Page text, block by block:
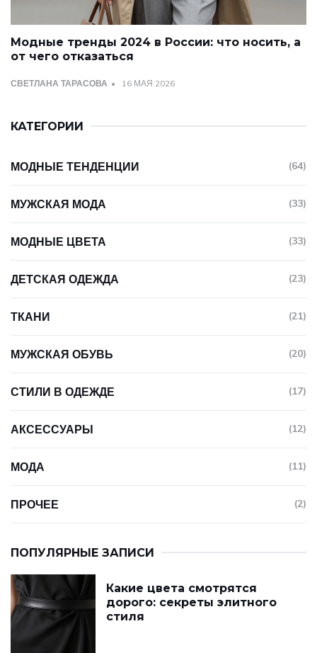
Модные тренды 2024 в России: что носить, а
от чего отказаться
СВЕТЛАНА ТАРАСОВА 16 МАЯ 2026
КАТЕГОРИИ
МОДНЫЕ ТЕНДЕНЦИИ (64)
МУЖСКАЯ МОДА (33)
МОДНЫЕ ЦВЕТА (33)
ДЕТСКАЯ ОДЕЖДА (23)
ТКАНИ (21)
МУЖСКАЯ ОБУВЬ (20)
СТИЛИ В ОДЕЖДЕ (17)
АКСЕССУАРЫ (12)
МОДА (11)
ПРОЧЕЕ (2)
ПОПУЛЯРНЫЕ ЗАПИСИ
Какие цвета смотрятся
дорого: секреты элитного
стиля